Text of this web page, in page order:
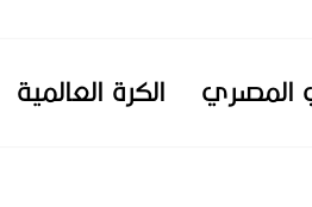
المصري الكرة العالمية